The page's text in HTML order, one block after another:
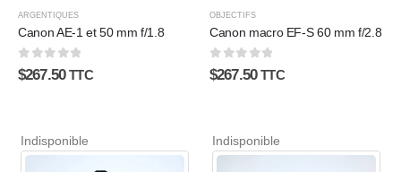
ARGENTIQUES
Canon AE-1 et 50 mm f/1.8
0sur 5
$267.50 TTC
OBJECTIFS
Canon macro EF-S 60 mm f/2.8
0sur 5
$267.50 TTC
Indisponible Indisponible